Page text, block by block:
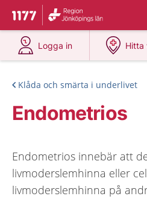
Till startsidan för 1177
Du har valt region
Logga in
på 1177.se
Hitta
på
Klåda och smärta i underlivet
Endometrios
Endometrios innebär att
livmoderslemhinna eller
livmoderslemhinna på